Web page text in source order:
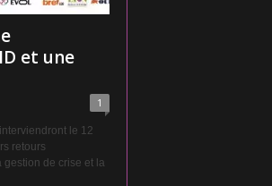
et une
1
le 12
retours
de crise et la